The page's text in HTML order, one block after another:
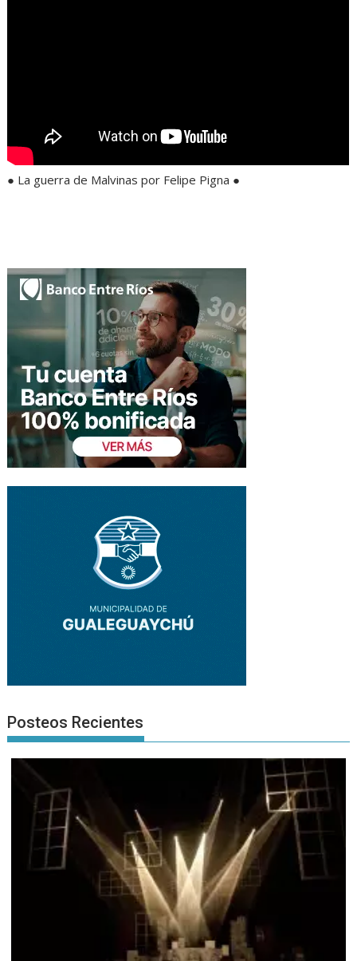
● La guerra de Malvinas por Felipe Pigna ●
Posteos Recientes